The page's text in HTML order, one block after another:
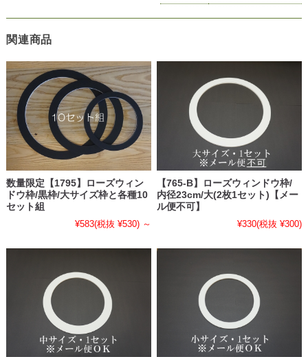
関連商品
数量限定【1795】ローズウィン
ドウ枠/黒枠/大サイズ枠と各種10
セット組
¥583(税抜 ¥530) ～
【765-B】ローズウィンドウ枠/
内径23cm/大(2枚1セット)【メー
ル便不可】
¥330(税抜 ¥300)